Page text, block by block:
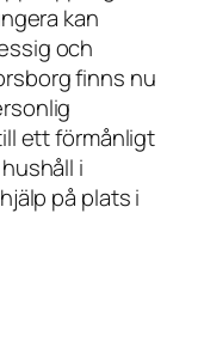
kan
och
finns nu
ett förmånligt
i
på plats i